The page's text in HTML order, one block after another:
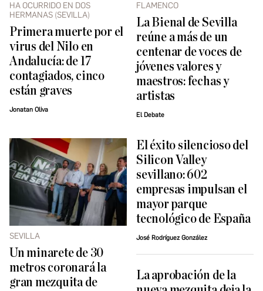
HA OCURRIDO EN DOS
HERMANAS (SEVILLA)
Primera muerte por el
virus del Nilo en
Andalucía: de 17
contagiados, cinco
están graves
Jonatan Oliva
FLAMENCO
La Bienal de Sevilla
reúne a más de un
centenar de voces de
jóvenes valores y
maestros: fechas y
artistas
El Debate
SEVILLA
Un minarete de 30
metros coronará la
gran mezquita de
El éxito silencioso del
Silicon Valley
sevillano: 602
empresas impulsan el
mayor parque
tecnológico de España
José Rodríguez González
La aprobación de la